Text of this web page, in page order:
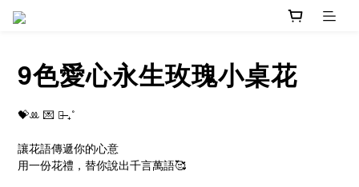
9色愛心永生玫瑰小桌花
💝ꔛ 💌 ♡̶ ₊˚ ⠀
讓花語傳遞你的心意
用一份花禮，替你說出千言萬語🥰